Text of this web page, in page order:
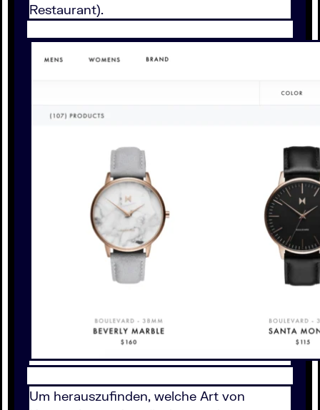
Restaurant).
Um herauszufinden, welche Art von